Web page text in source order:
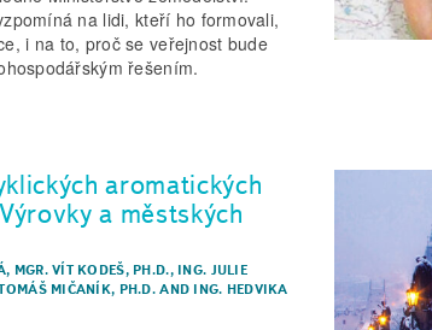
na lidi, kteří ho formovali,
i na to, proč se veřejnost bude
řešením.
aromatických
a městských
, MGR. VÍT KODEŠ, PH.D., ING. JULIE
MIČANÍK, PH.D. AND ING. HEDVIKA